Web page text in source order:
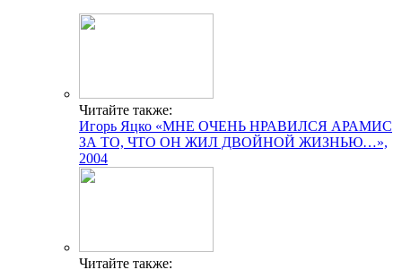
Читайте также:
Игорь Яцко «МНЕ ОЧЕНЬ НРАВИЛСЯ АРАМИС
ЗА ТО, ЧТО ОН ЖИЛ ДВОЙНОЙ ЖИЗНЬЮ…»,
2004
Читайте также: